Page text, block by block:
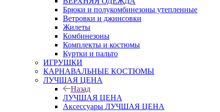
Брюки и полукомбинезоны утепленные
Ветровки и джинсовки
Жилеты
Комбинезоны
Комплекты и костюмы
Куртки и пальто
ИГРУШКИ
КАРНАВАЛЬНЫЕ КОСТЮМЫ
ЛУЧШАЯ ЦЕНА
Назад
ЛУЧШАЯ ЦЕНА
Аксессуары ЛУЧШАЯ ЦЕНА